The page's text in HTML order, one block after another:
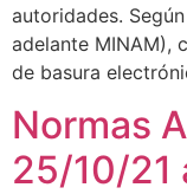
autoridades.
adelante MINAM),
de basura
Normas
25/10/21